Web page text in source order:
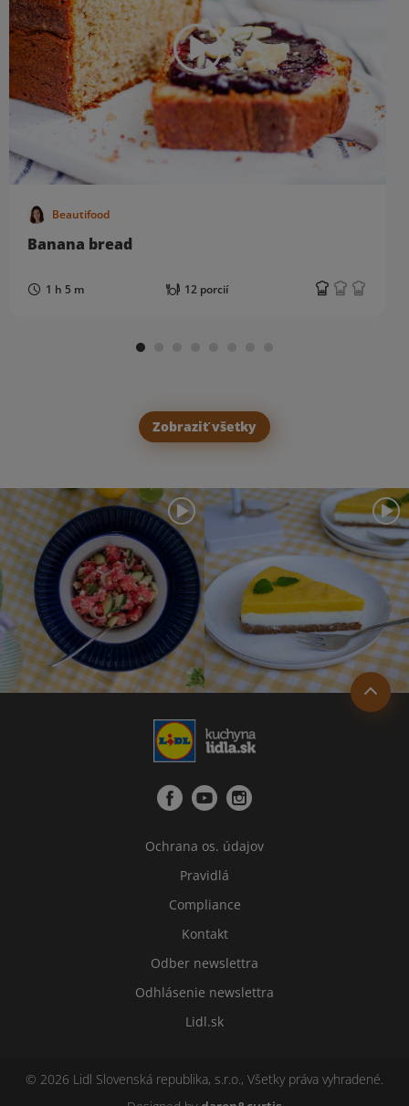
Beautifood
Banana bread
1 h 5 m 12 porcií
Zobraziť všetky
Ochrana os. údajov
Pravidlá
Compliance
Kontakt
Odber newslettra
Odhlásenie newslettra
Lidl.sk
© 2026 Lidl Slovenská republika, s.r.o., Všetky práva vyhradené.